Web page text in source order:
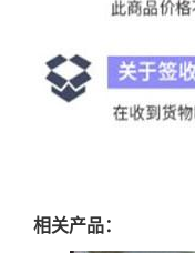
相关产品：